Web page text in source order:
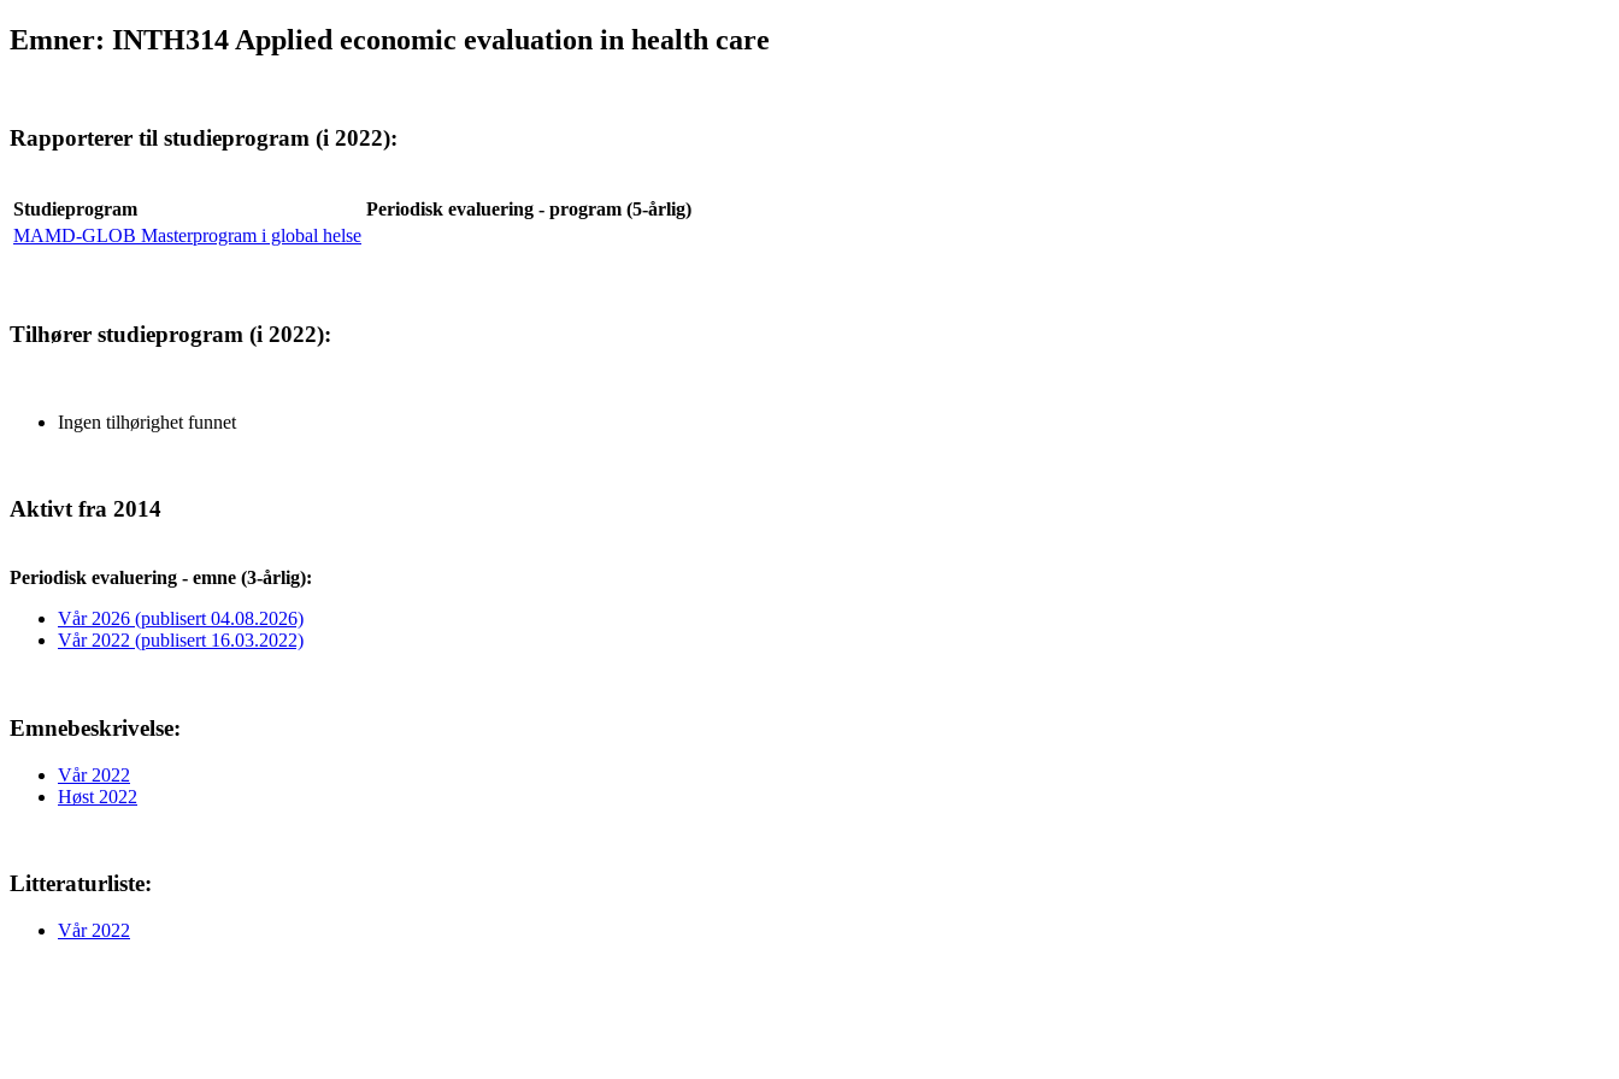
Emner: INTH314 Applied economic evaluation in health care
Rapporterer til studieprogram (i 2022):
Studieprogram
Periodisk evaluering - program (5-årlig)
MAMD-GLOB Masterprogram i global helse
Tilhører studieprogram (i 2022):
Ingen tilhørighet funnet
Aktivt fra 2014
Periodisk evaluering - emne (3-årlig):
Vår 2026 (publisert 04.08.2026)
Vår 2022 (publisert 16.03.2022)
Emnebeskrivelse:
Vår 2022
Høst 2022
Litteraturliste:
Vår 2022